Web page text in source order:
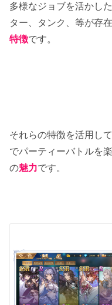
多様なジョブを活かし
ター、タンク、等が存
特徴です。
それらの特徴を活用して
でパーティーバトルを
の魅力です。